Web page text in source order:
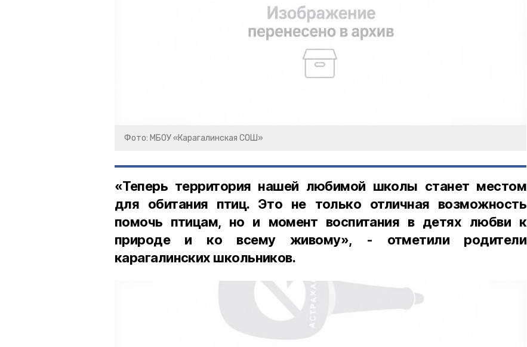
Фото: МБОУ «Карагалинская СОШ»
«Теперь территория нашей любимой школы станет местом
для обитания птиц. Это не только отличная возможность
помочь птицам, но и момент воспитания в детях любви к
природе и ко всему живому», - отметили родители
карагалинских школьников.